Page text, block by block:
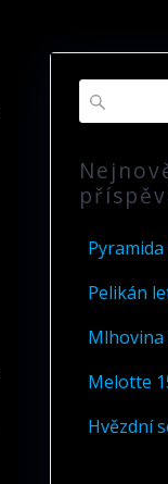
Pyramida
Pelikán
Mlhovina
Melotte
Hvězdní